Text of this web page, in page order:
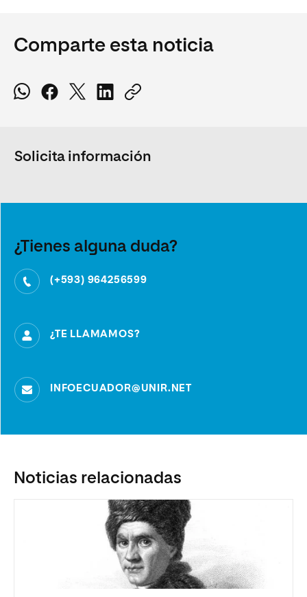
Comparte esta noticia
Solicita información
¿Tienes alguna duda?
(+593) 964256599
¿TE LLAMAMOS?
INFOECUADOR@UNIR.NET
Noticias relacionadas